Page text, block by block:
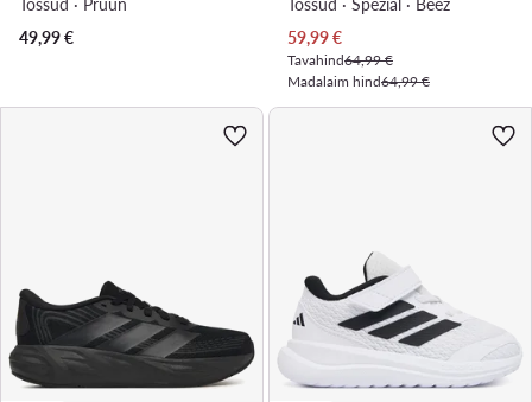
Tossud · Pruun
49,99€
Tossud · Spezial · Beež
Praegune hind
59,99€
Tavahind64,99 €
Madalaim hind64,99 €